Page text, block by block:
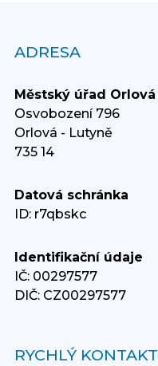
ADRESA
Městský úřad Orlová
Osvobození 796
Orlová - Lutyně
735 14
Datová schránka
ID: r7qbskc
Identifikační údaje
IČ: 00297577
DIČ: CZ00297577
RYCHLÝ KONTAKT